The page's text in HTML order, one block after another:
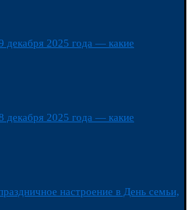
декабря 2025 года — какие
декабря 2025 года — какие
настроение в День семьи,